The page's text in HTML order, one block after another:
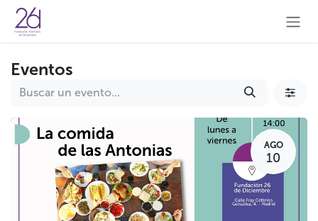
Ir al contenido
Eventos
AGO
10